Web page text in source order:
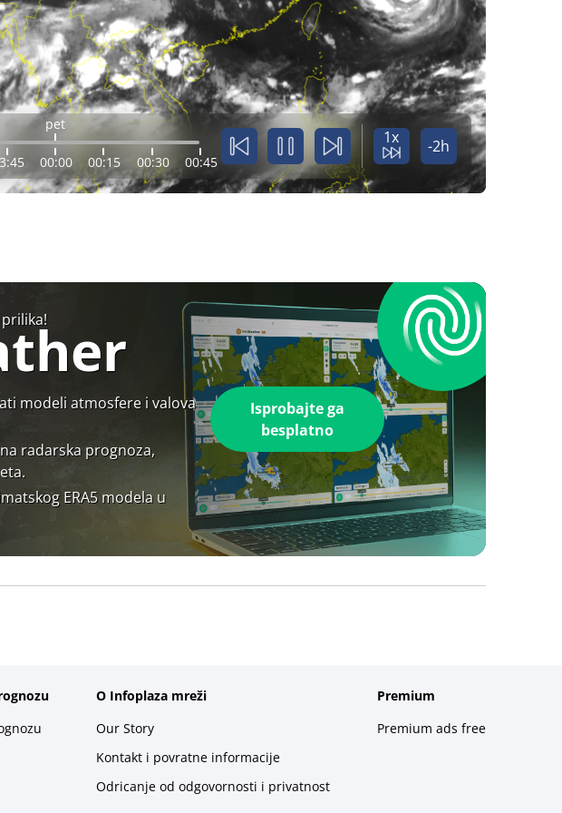
pet
00:00 00:15 00:30 00:45
1x -2h
modeli atmosfere i valova
radarska prognoza,
ERA5 modela u
Isprobajte ga
besplatno
O Infoplaza mreži
Our Story
Kontakt i povratne informacije
Odricanje od odgovornosti i privatnost
Premium
Premium ads free